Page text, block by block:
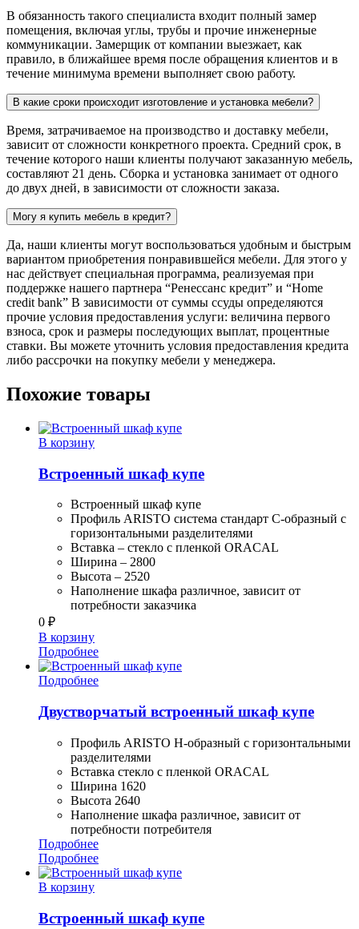
В обязанность такого специалиста входит полный замер
помещения, включая углы, трубы и прочие инженерные
коммуникации. Замерщик от компании выезжает, как
правило, в ближайшее время после обращения клиентов и в
течение минимума времени выполняет свою работу.
В какие сроки происходит изготовление и установка мебели?
Время, затрачиваемое на производство и доставку мебели,
зависит от сложности конкретного проекта. Средний срок, в
течение которого наши клиенты получают заказанную мебель,
составляют 21 день. Сборка и установка занимает от одного
до двух дней, в зависимости от сложности заказа.
Могу я купить мебель в кредит?
Да, наши клиенты могут воспользоваться удобным и быстрым
вариантом приобретения понравившейся мебели. Для этого у
нас действует специальная программа, реализуемая при
поддержке нашего партнера “Ренессанс кредит” и “Home
credit bank” В зависимости от суммы ссуды определяются
прочие условия предоставления услуги: величина первого
взноса, срок и размеры последующих выплат, процентные
ставки. Вы можете уточнить условия предоставления кредита
либо рассрочки на покупку мебели у менеджера.
Похожие товары
В корзину
Встроенный шкаф купе
Встроенный шкаф купе
Профиль ARISTO система стандарт С-образный с
горизонтальными разделителями
Вставка – стекло с пленкой ORACAL
Ширина – 2800
Высота – 2520
Наполнение шкафа различное, зависит от
потребности заказчика
0 ₽
В корзину
Подробнее
Подробнее
Двустворчатый встроенный шкаф купе
Профиль ARISTO H-образный с горизонтальными
разделителями
Вставка стекло с пленкой ORACAL
Ширина 1620
Высота 2640
Наполнение шкафа различное, зависит от
потребности потребителя
Подробнее
Подробнее
В корзину
Встроенный шкаф купе